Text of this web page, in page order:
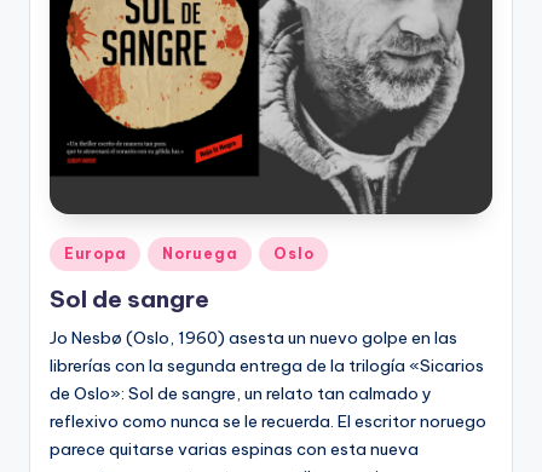
Publicado
en
Europa Noruega Oslo
Sol de sangre
Jo Nesbø (Oslo, 1960) asesta un nuevo golpe en las
librerías con la segunda entrega de la trilogía «Sicarios
de Oslo»: Sol de sangre, un relato tan calmado y
reflexivo como nunca se le recuerda. El escritor noruego
parece quitarse varias espinas con esta nueva